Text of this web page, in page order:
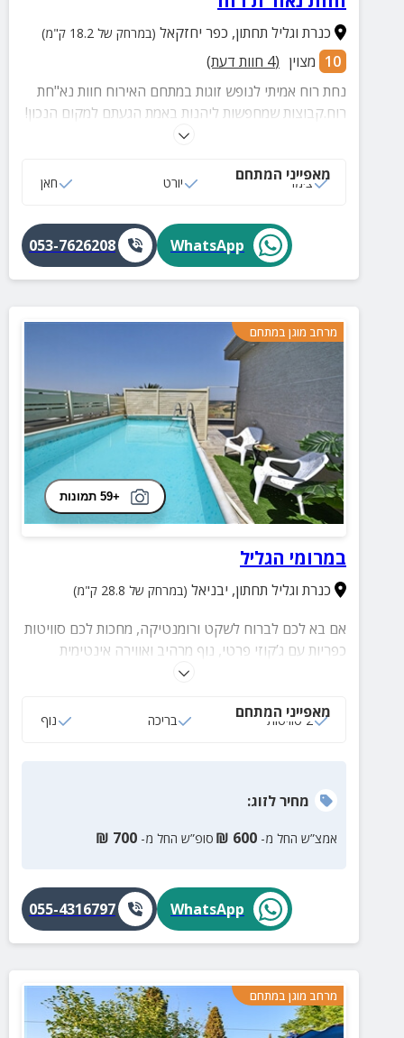
כנרת וגליל תחתון, כפר יחזקאל (במרחק של 18.2 ק"מ)
10 מצוין (
4 חוות דעת)
נחת רוח אמיתי לנופש זוגות במתחם האירוח חוות נא"חת
רוח.קבוצות שמחפשות ליהנות באמת הגעתם למקום הנכון!
מתחם יפהפה עם פינות אש חיצוניות, מטבח חוץ מאובזר
מאפייני המתחם
צימר יורט חאן
WhatsApp
053-7626208
מרחב מוגן במתחם
+59 תמונות
במרומי הגליל
כנרת וגליל תחתון, יבניאל (במרחק של 28.8 ק"מ)
אם בא לכם לברוח לשקט ורומנטיקה, מחכות לכם סוויטות
כפריות עם ג’קוזי פרטי, נוף מרהיב ואווירה אינטימית
שמושלמת לזמן איכות זוגי. כאן תמצאו שלווה אמיתית הרחק
להתאהב מחדש!
מאפייני המתחם
2 סוויטות בריכה נוף
מחירלזוג:
אמצ”ש החל מ- 600
₪ סופ”ש החל מ- 700
₪
WhatsApp
055-4316797
מרחב מוגן במתחם